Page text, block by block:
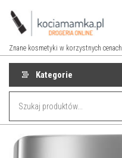
Przejdź
Znane kosmetyki w korzystnych cenach
Kategorie